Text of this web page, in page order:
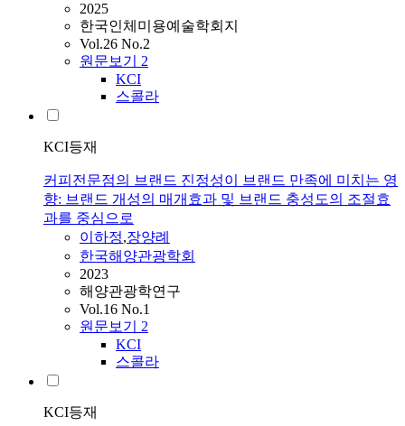
2025
한국인체미용예술학회지
Vol.26 No.2
원문보기 2
KCI
스콜라
KCI등재
커피전문점의 브랜드 진정성이 브랜드 만족에 미치는 영
향: 브랜드 개성의 매개효과 및 브랜드 충성도의 조절효
과를 중심으로
이하정,장양례
한국해양관광학회
2023
해양관광학연구
Vol.16 No.1
원문보기 2
KCI
스콜라
KCI등재